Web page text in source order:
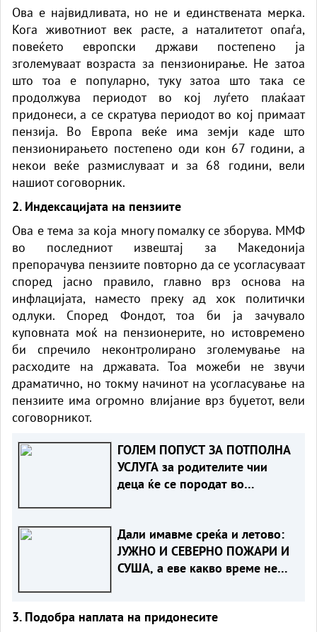
Ова е највидливата, но не и единствената мерка.
Кога животниот век расте, а наталитетот опаѓа,
повеќето европски држави постепено ја
зголемуваат возраста за пензионирање. Не затоа
што тоа е популарно, туку затоа што така се
продолжува периодот во кој луѓето плаќаат
придонеси, а се скратува периодот во кој примаат
пензија. Во Европа веќе има земји каде што
пензионирањето постепено оди кон 67 години, а
некои веќе размислуваат и за 68 години, вели
нашиот соговорник.
2. Индексацијата на пензиите
Ова е тема за која многу помалку се зборува. ММФ
во последниот извештај за Македонија
препорачува пензиите повторно да се усогласуваат
според јасно правило, главно врз основа на
инфлацијата, наместо преку ад хок политички
одлуки. Според Фондот, тоа би ја зачувало
куповната моќ на пензионерите, но истовремено
би спречило неконтролирано зголемување на
расходите на државата. Тоа можеби не звучи
драматично, но токму начинот на усогласување на
пензиите има огромно влијание врз буџетот, вели
соговорникот.
ГОЛЕМ ПОПУСТ ЗА ПОТПОЛНА
УСЛУГА за родителите чии
деца ќе се породат во
Дали имавме среќа и летово:
ЈУЖНО И СЕВEРНО ПОЖАРИ И
СУША, а еве какво време не
3. Подобра наплата на придонесите